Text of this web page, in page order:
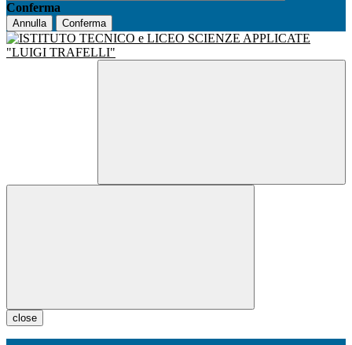
Conferma
Annulla Conferma
close